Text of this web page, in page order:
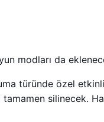
modları da
türünde özel
silinecek.